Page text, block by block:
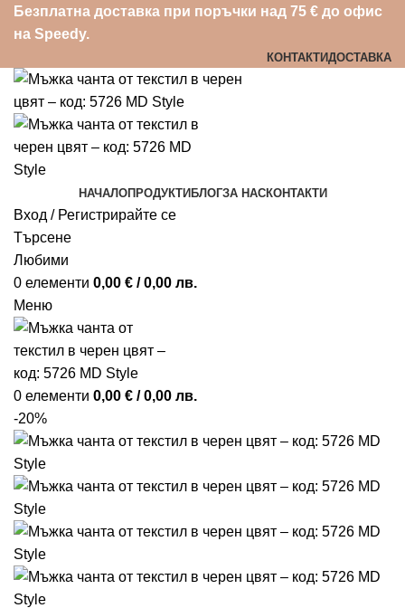
Безплатна доставка при поръчки над 75 € до офис
на Speedy.
КОНТАКТИДОСТАВКА
НАЧАЛОПРОДУКТИ БЛОГЗА НАСКОНТАКТИ
Вход / Регистрирайте се
Търсене
Любими
0 елементи 0,00 € / 0,00 лв.
Меню
0 елементи 0,00 € / 0,00 лв.
-20%